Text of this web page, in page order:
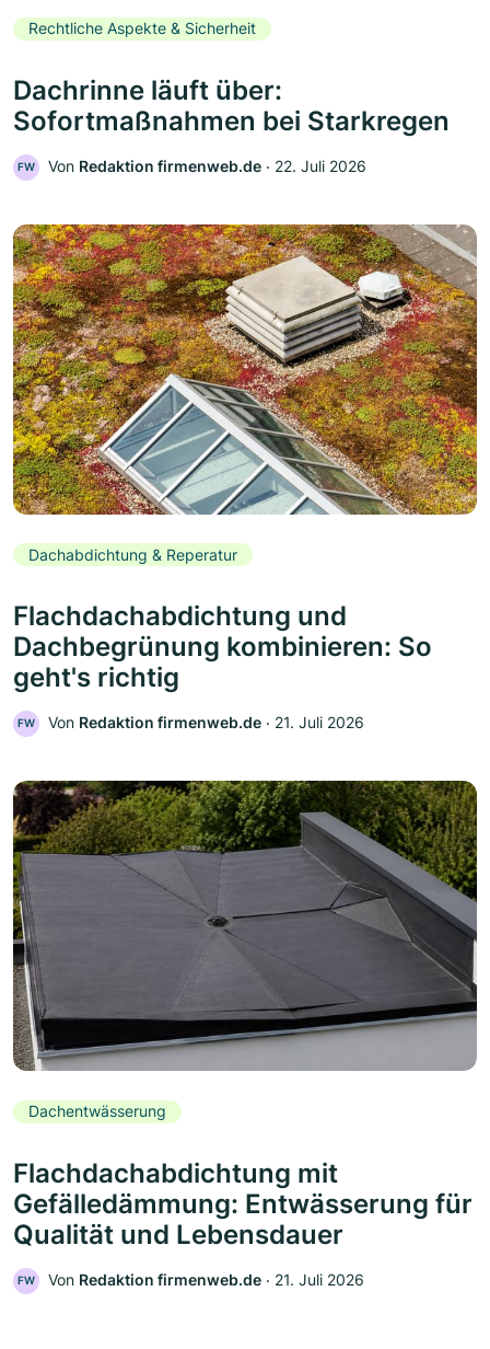
Rechtliche Aspekte & Sicherheit
Dachrinne läuft über:
Sofortmaßnahmen bei Starkregen
FW Von Redaktion firmenweb.de ‧ 22. Juli 2026
Dachabdichtung & Reperatur
Flachdachabdichtung und
Dachbegrünung kombinieren: So
geht's richtig
FW Von Redaktion firmenweb.de ‧ 21. Juli 2026
Dachentwässerung
Flachdachabdichtung mit
Gefälledämmung: Entwässerung für
Qualität und Lebensdauer
FW Von Redaktion firmenweb.de ‧ 21. Juli 2026